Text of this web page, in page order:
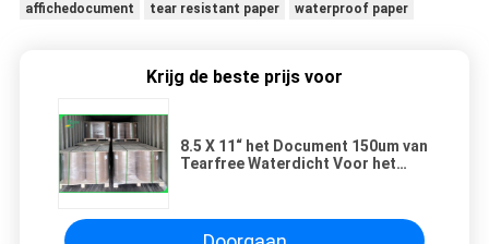
affichedocument tear resistant paper waterproof paper
Krijg de beste prijs voor
8.5 X 11“ het Document 150um van
Tearfree Waterdicht Voor het